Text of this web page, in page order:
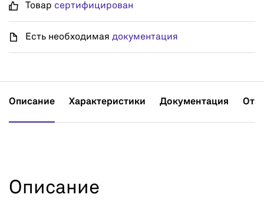
Товар сертифицирован
Есть необходимая документация
Описание Характеристики Документация
Описание